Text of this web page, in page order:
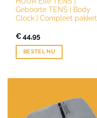
Geboorte TENS | Body
Clock | Compleet pakket
€44,95
BESTEL NU